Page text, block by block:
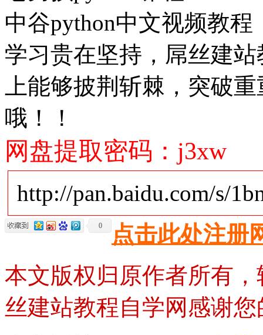
中谷python中文视频教程
学习贵在坚持，屌丝建
上能够披荆斩棘，突破
哦！！
网盘提取密码：j3xw
http://pan.baidu.com/s/
点击此处注册
0
本文版权归原作者所有
丝建站教程自学网感谢